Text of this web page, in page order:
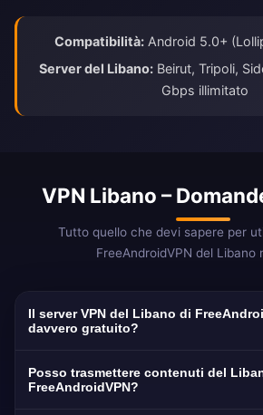
Compatibilità:Android 5.0+
Server del Libano: Beirut, Tripoli,
Gbps illimitato
VPN Libano –
Tutto quello che devi sapere per
FreeAndroidVPN del Libano
Il server VPN del Libano di
davvero gratuito?
sono al 100% gratuiti senza
Posso trasmettere contenuti del
FreeAndroidVPN?